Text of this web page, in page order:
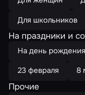
Для школьников
На праздники и
На день рождения
23 февраля
8
Прочие